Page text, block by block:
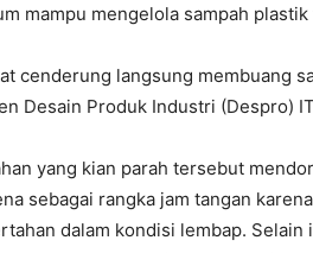
mampu mengelola sampah
cenderung langsung membuang
Desain Produk Industri (Despro)
yang kian parah tersebut
sebagai rangka jam tangan
dalam kondisi lembap.